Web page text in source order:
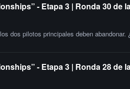
- Etapa 3 | Ronda 30
dos pilotos principales deben
- Etapa 3 | Ronda 28 de